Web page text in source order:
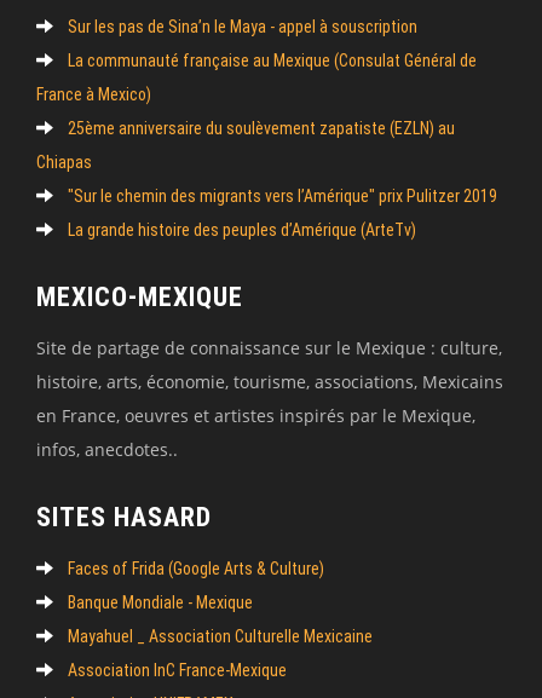
Sur les pas de Sina’n le Maya - appel à souscription
La communauté française au Mexique (Consulat Général de
France à Mexico)
25ème anniversaire du soulèvement zapatiste (EZLN) au
Chiapas
"Sur le chemin des migrants vers l’Amérique" prix Pulitzer 2019
La grande histoire des peuples d’Amérique (ArteTv)
MEXICO-MEXIQUE
Site de partage de connaissance sur le Mexique : culture,
histoire, arts, économie, tourisme, associations, Mexicains
en France, oeuvres et artistes inspirés par le Mexique,
infos, anecdotes..
SITES HASARD
Faces of Frida (Google Arts & Culture)
Banque Mondiale - Mexique
Mayahuel _ Association Culturelle Mexicaine
Association InC France-Mexique